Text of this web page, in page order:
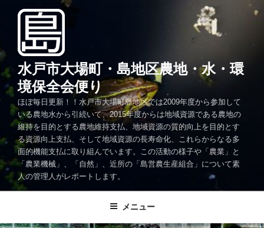
ン
へ
ス
水戸市大場町・島地区農地・水・環
境保全会便り
ほぼ毎日更新！！水戸市大場町島地区では2009年度から参加して
いる農地水から引続いて、2015年度からは地域資源である農地の
維持を目的とする農地維持支払、地域資源の質的向上を目的とす
る資源向上支払、そして地域資源の長寿命化、これらからなる多
面的機能支払に取り組んでいます。この活動の様子や「農業」と
「農業機械」、「自然」、近所の「島営農生産組合」について素
人の管理人がレポートします。
メニュー